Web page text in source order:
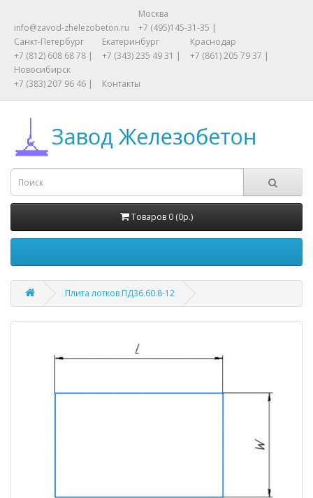
info@zavod-zhelezobeton.ru
Москва
+7 (495)145-31-35 |
Санкт-Петербург
+7 (812) 608 68 78 |
Екатеринбург
+7 (343) 235 49 31 |
Краснодар
+7 (861) 205 79 37 |
Новосибирск
+7 (383) 207 96 46 |
Контакты
Товаров 0 (0р.)
Плита лотков ПД36.60.8-12